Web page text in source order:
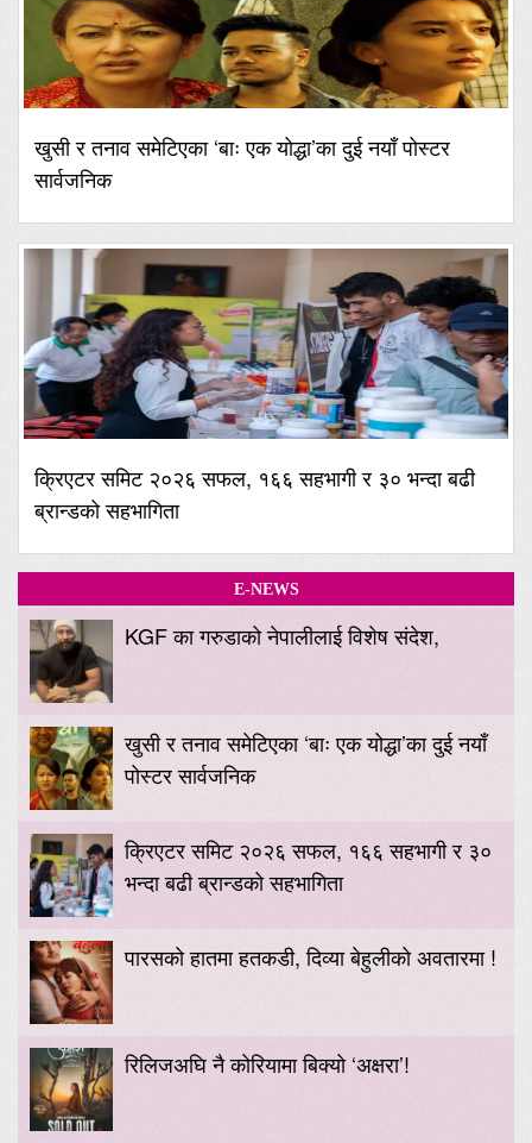
खुसी र तनाव समेटिएका ‘बाः एक योद्धा’का दुई नयाँ पोस्टर
सार्वजनिक
क्रिएटर समिट २०२६ सफल, १६६ सहभागी र ३० भन्दा बढी
ब्रान्डको सहभागिता
E-NEWS
KGF का गरुडाको नेपालीलाई विशेष संदेश,
खुसी र तनाव समेटिएका ‘बाः एक योद्धा’का दुई नयाँ
पोस्टर सार्वजनिक
क्रिएटर समिट २०२६ सफल, १६६ सहभागी र ३०
भन्दा बढी ब्रान्डको सहभागिता
पारसको हातमा हतकडी, दिव्या बेहुलीको अवतारमा !
रिलिजअघि नै कोरियामा बिक्यो ‘अक्षरा’!